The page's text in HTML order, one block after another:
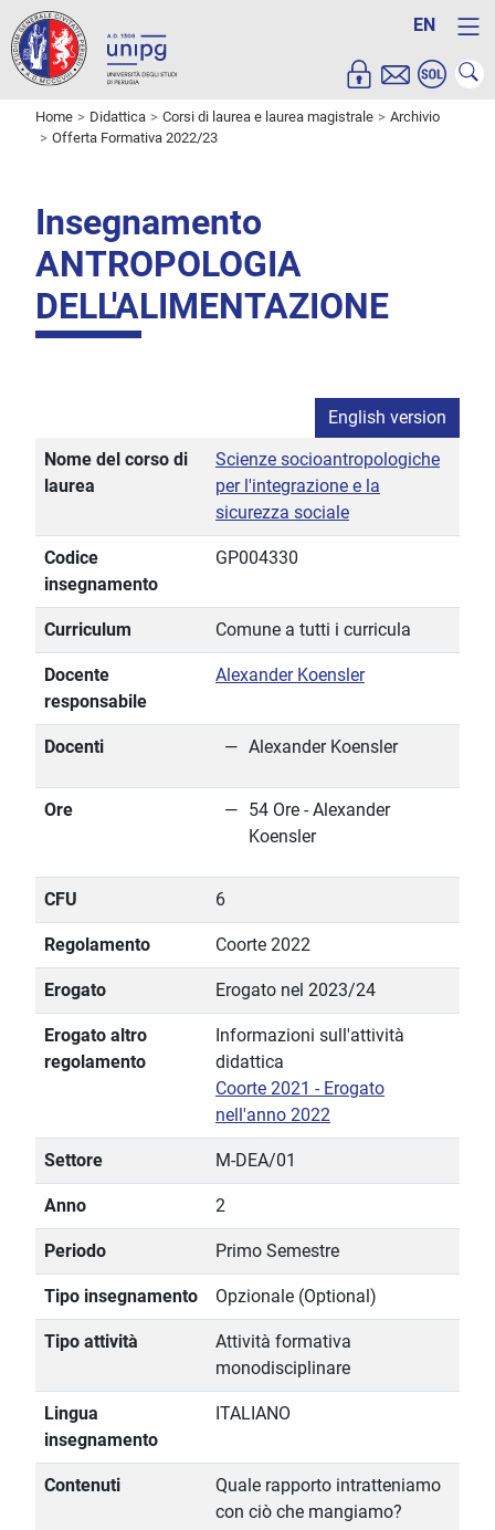
EN
Home Didattica Corsi di laurea e laurea magistrale
Archivio
Offerta Formativa 2022/23
Insegnamento
ANTROPOLOGIA
DELL'ALIMENTAZIONE
English version
Nome del corso di
laurea
Scienze socioantropologiche
per l'integrazione e la
sicurezza sociale
Codice
insegnamento
GP004330
Curriculum Comune a tutti i curricula
Docente
responsabile
Alexander Koensler
Docenti Alexander Koensler
Ore
54 Ore - Alexander
Koensler
CFU 6
Regolamento Coorte 2022
Erogato Erogato nel 2023/24
Erogato altro
regolamento
Informazioni sull'attività
didattica
Coorte 2021 - Erogato
nell'anno 2022
Settore M-DEA/01
Anno 2
Periodo Primo Semestre
Tipo insegnamento Opzionale (Optional)
Tipo attività
Attività formativa
monodisciplinare
Lingua
insegnamento
ITALIANO
Contenuti
Quale rapporto intratteniamo
con ciò che mangiamo?